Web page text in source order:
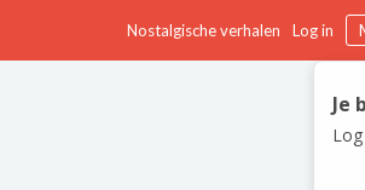
Nostalgische verhalen Log in
Je